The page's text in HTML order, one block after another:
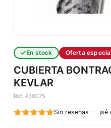
En stock Oferta
CUBIERTA
KEVLAR
Ref. 430075
Sin reseñas — ¡sé